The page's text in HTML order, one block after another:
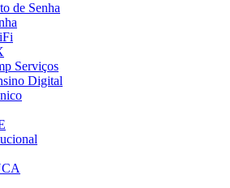
de Senha
Serviços
Digital